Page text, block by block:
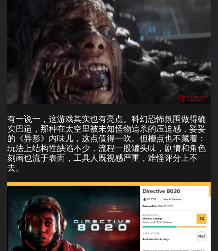
有一说一，这游戏其实也有亮点。科幻恐怖氛围做得确
实巴适，那种在太空里被未知怪物追杀的压迫感，妥妥
的《异形》内味儿，这点值得一吹。但槽点也不藏着：
玩法上结构性缺陷不少，流程一股罐头味，剧情和角色
刻画也流于表面，工具人既视感严重，难怪评分上不
去。